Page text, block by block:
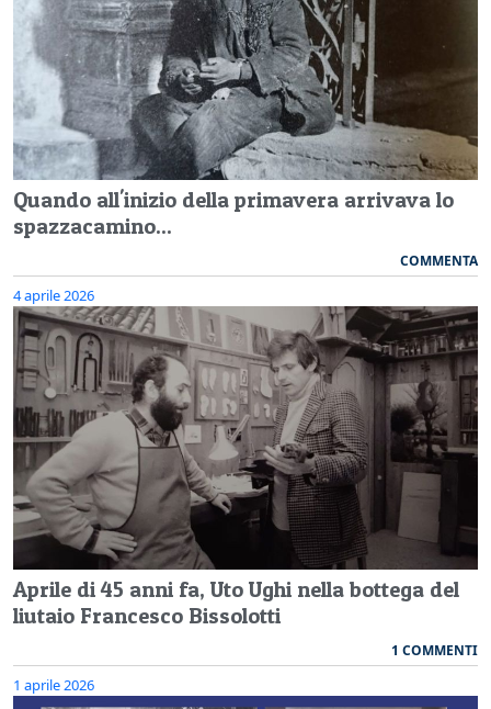
Quando all'inizio della primavera arrivava lo
spazzacamino...
COMMENTA
4 aprile 2026
Aprile di 45 anni fa, Uto Ughi nella bottega del
liutaio Francesco Bissolotti
1 COMMENTI
1 aprile 2026